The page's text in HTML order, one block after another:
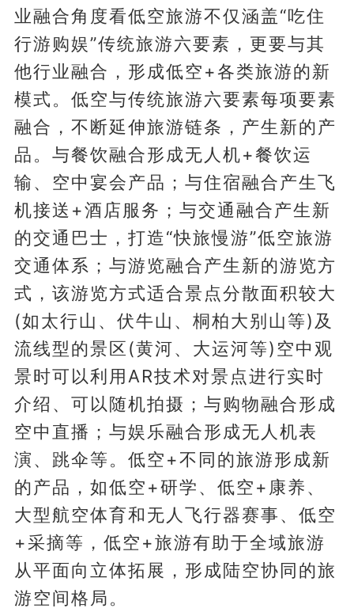
业融合角度看低空旅游不仅涵盖“吃住
行游购娱”传统旅游六要素，更要与其
他行业融合，形成低空+各类旅游的新
模式。低空与传统旅游六要素每项要素
融合，不断延伸旅游链条，产生新的产
品。与餐饮融合形成无人机+餐饮运
输、空中宴会产品；与住宿融合产生飞
机接送+酒店服务；与交通融合产生新
的交通巴士，打造“快旅慢游”低空旅游
交通体系；与游览融合产生新的游览方
式，该游览方式适合景点分散面积较大
(如太行山、伏牛山、桐柏大别山等)及
流线型的景区(黄河、大运河等)空中观
景时可以利用AR技术对景点进行实时
介绍、可以随机拍摄；与购物融合形成
空中直播；与娱乐融合形成无人机表
演、跳伞等。低空+不同的旅游形成新
的产品，如低空+研学、低空+康养、
大型航空体育和无人飞行器赛事、低空
+采摘等，低空+旅游有助于全域旅游
从平面向立体拓展，形成陆空协同的旅
游空间格局。